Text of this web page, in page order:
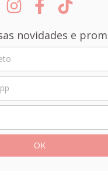
novidades e